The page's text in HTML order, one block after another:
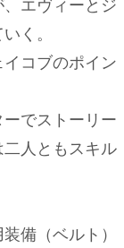
エヴィーとジ
く。
コブのポイン
でストーリー
人ともスキル
備（ベルト）